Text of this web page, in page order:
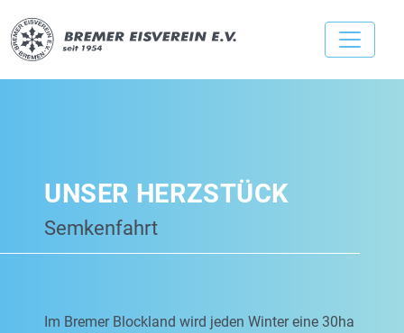
UNSER HERZSTÜCK
Semkenfahrt
Im Bremer Blockland wird jeden Winter eine 30ha